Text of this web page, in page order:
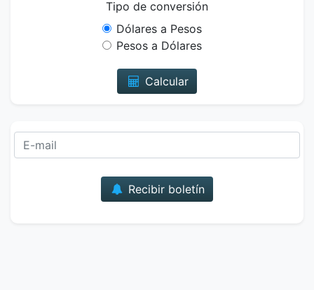
Tipo de conversión
Dólares a Pesos
Pesos a Dólares
Calcular
Recibir boletín